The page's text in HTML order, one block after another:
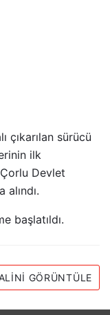
çıkarılan sürücü
ilk
Devlet
alındı.
başlatıldı.
GÖRÜNTÜLE